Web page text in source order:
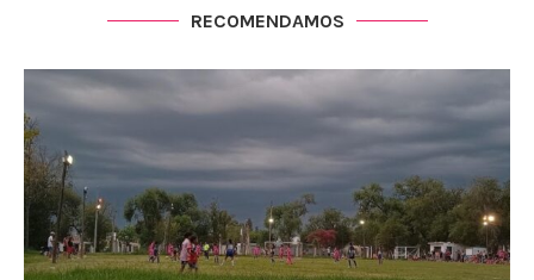
RECOMENDAMOS